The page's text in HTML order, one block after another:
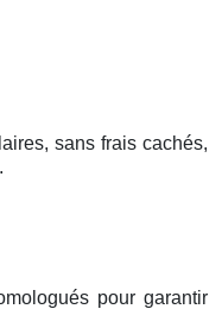
sans frais cachés,
pour garantir